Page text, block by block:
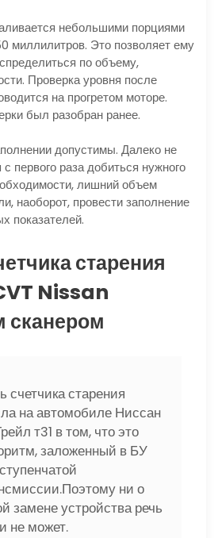
небольшими порциями
миллилитров. Это позволяет ему
по объему,
Проверка уровня после
на прогретом моторе.
был разобран ранее.
допустимы. Далеко не
с первого раза добиться нужного
лишний объем
наоборот, провести заполнение
показателей.
старения
Nissan
сканером
счетчика старения
на автомобиле Ниссан
т31 в том, что это
заложенный в БУ
ни о
замене устройства речь
не может.